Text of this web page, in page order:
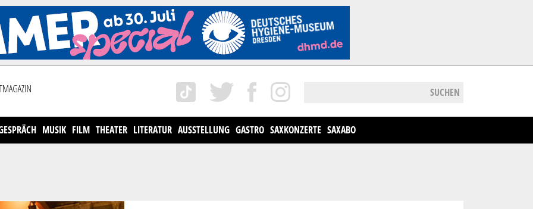
SUCHEN
MUSIK FILM THEATER LITERATUR AUSSTELLUNG GASTRO SAXKONZERTE SAXABO